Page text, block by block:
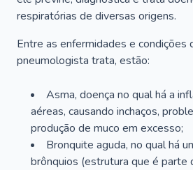
respiratórias de diversas origens.
Entre as enfermidades e condições
pneumologista trata, estão:
Asma, doença no qual há a
aéreas, causando inchaços,
produção de muco em excesso;
Bronquite aguda, no qual há
brônquios (estrutura que é parte